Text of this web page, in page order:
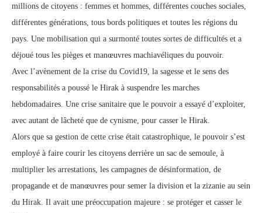
millions de citoyens : femmes et hommes, différentes couches sociales,
différentes générations, tous bords politiques et toutes les régions du
pays. Une mobilisation qui a surmonté toutes sortes de difficultés et a
déjoué tous les pièges et manœuvres machiavéliques du pouvoir.
Avec l’avènement de la crise du Covid19, la sagesse et le sens des
responsabilités a poussé le Hirak à suspendre les marches
hebdomadaires. Une crise sanitaire que le pouvoir a essayé d’exploiter,
avec autant de lâcheté que de cynisme, pour casser le Hirak.
Alors que sa gestion de cette crise était catastrophique, le pouvoir s’est
employé à faire courir les citoyens derrière un sac de semoule, à
multiplier les arrestations, les campagnes de désinformation, de
propagande et de manœuvres pour semer la division et la zizanie au sein
du Hirak. Il avait une préoccupation majeure : se protéger et casser le